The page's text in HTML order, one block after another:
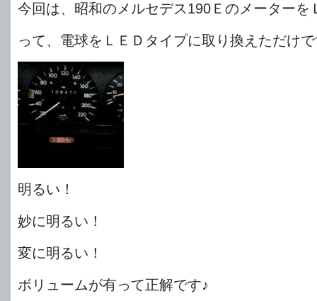
今回は、昭和のメルセデス190Ｅのメーターを
って、電球をＬＥＤタイプに取り換えただけ
明るい！
妙に明るい！
変に明るい！
ボリュームが有って正解です♪